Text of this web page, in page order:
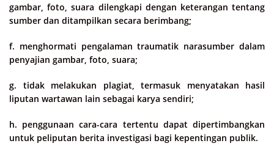
gambar, foto, suara dilengkapi dengan keterangan tentang
sumber dan ditampilkan secara berimbang;
f. menghormati pengalaman traumatik narasumber dalam
penyajian gambar, foto, suara;
g. tidak melakukan plagiat, termasuk menyatakan hasil
liputan wartawan lain sebagai karya sendiri;
h. penggunaan cara-cara tertentu dapat dipertimbangkan
untuk peliputan berita investigasi bagi kepentingan publik.